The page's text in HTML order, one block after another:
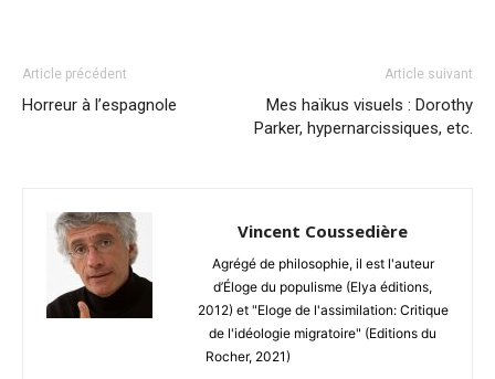
Article précédent
Horreur à l’espagnole
Article suivant
Mes haïkus visuels : Dorothy
Parker, hypernarcissiques, etc.
Vincent Coussedière
Agrégé de philosophie, il est l'auteur
d’Éloge du populisme (Elya éditions,
2012) et "Eloge de l'assimilation: Critique
de l'idéologie migratoire" (Editions du
Rocher, 2021)